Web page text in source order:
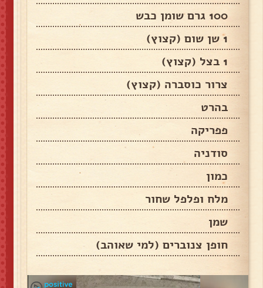
100 גרם שומן כבש
1 שן שום (קצוץ)
1 בצל (קצוץ)
צרור כוסברה (קצוץ)
בהרט
פפריקה
סודניה
כמון
מלח ופלפל שחור
שמן
חופן צנוברים (למי שאוהב)